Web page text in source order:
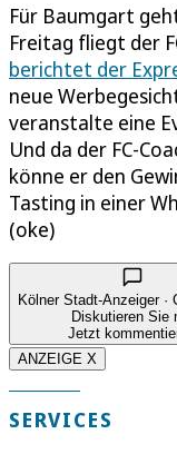
Für Baumgart
Freitag fliegt der
berichtet der
neue
veranstalte eine
Und da der FC-
könne er den
Tasting in einer
(oke)
Kölner Stadt-Anzeiger ·
Diskutieren Sie
Jetzt
ANZEIGE X
SERVICES